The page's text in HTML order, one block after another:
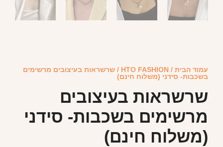
עמוד הבית /
HTO FASHION / שרשראות בעיצובים מרשימים
בשכבות- סידני (משלוח חינם)
שרשראות בעיצובים
מרשימים בשכבות- סידני
(משלוח חינם)